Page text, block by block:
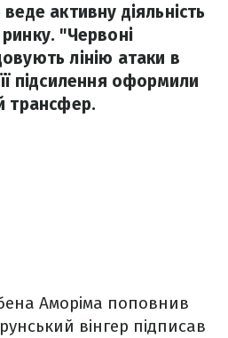
активну діяльність
"Червоні
лінію атаки в
підсилення оформили
трансфер.
Аморіма поповнив
вінгер підписав